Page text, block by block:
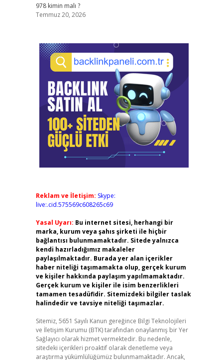
978 kimin malı ?
Temmuz 20, 2026
Reklam ve İletişim: Skype:
live:.cid.575569c608265c69
Yasal Uyarı: Bu internet sitesi, herhangi bir
marka, kurum veya şahıs şirketi ile hiçbir
bağlantısı bulunmamaktadır. Sitede yalnızca
kendi hazırladığımız makaleler
paylaşılmaktadır. Burada yer alan içerikler
haber niteliği taşımamakta olup, gerçek kurum
ve kişiler hakkında paylaşım yapılmamaktadır.
Gerçek kurum ve kişiler ile isim benzerlikleri
tamamen tesadüfidir. Sitemizdeki bilgiler taslak
halindedir ve tavsiye niteliği taşımazlar.
Sitemiz, 5651 Sayılı Kanun gereğince Bilgi Teknolojileri
ve İletişim Kurumu (BTK) tarafından onaylanmış bir Yer
Sağlayıcı olarak hizmet vermektedir. Bu nedenle,
sitedeki içerikleri proaktif olarak denetleme veya
araştırma yükümlülüğümüz bulunmamaktadır. Ancak,